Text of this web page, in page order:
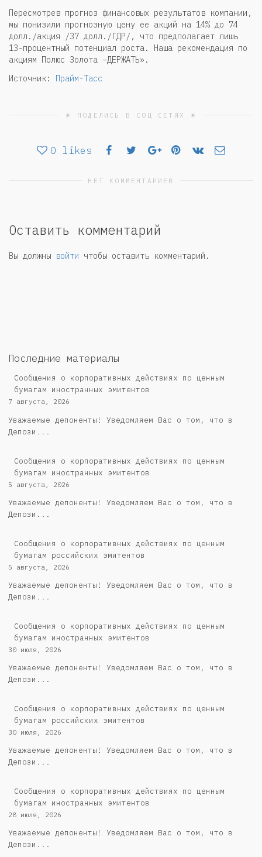
Пересмотрев прогноз финансовых результатов компании,
мы понизили прогнозную цену ее акций на 14% до 74
долл./акция /37 долл./ГДР/, что предполагает лишь
13-процентный потенциал роста. Наша рекомендация по
акциям Полюс Золота –ДЕРЖАТЬ».
Источник: Прайм-Тасс
☀ ПОДЕЛИСЬ В СОЦ СЕТЯХ ☀
0 likes
НЕТ КОММЕНТАРИЕВ
Оставить комментарий
Вы должны войти чтобы оставить комментарий.
Последние материалы
Сообщения о корпоративных действиях по ценным
бумагам иностранных эмитентов
7 августа, 2026
Уважаемые депоненты! Уведомляем Вас о том, что в
Депози...
Сообщения о корпоративных действиях по ценным
бумагам иностранных эмитентов
5 августа, 2026
Уважаемые депоненты! Уведомляем Вас о том, что в
Депози...
Cообщения о корпоративных действиях по ценным
бумагам российских эмитентов
5 августа, 2026
Уважаемые депоненты! Уведомляем Вас о том, что в
Депози...
Сообщения о корпоративных действиях по ценным
бумагам иностранных эмитентов
30 июля, 2026
Уважаемые депоненты! Уведомляем Вас о том, что в
Депози...
Cообщения о корпоративных действиях по ценным
бумагам российских эмитентов
30 июля, 2026
Уважаемые депоненты! Уведомляем Вас о том, что в
Депози...
Сообщения о корпоративных действиях по ценным
бумагам иностранных эмитентов
28 июля, 2026
Уважаемые депоненты! Уведомляем Вас о том, что в
Депози...